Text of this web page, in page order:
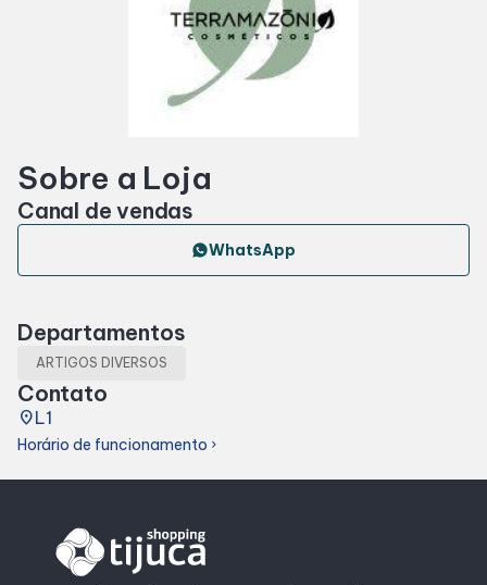
Cinema
Lojas e Restaurantes
Lojas
Taste
Sobre a Loja
Canal de vendas
WhatsApp
Departamentos
ARTIGOS DIVERSOS
Contato
placeL1
Horário de funcionamento chevron_right